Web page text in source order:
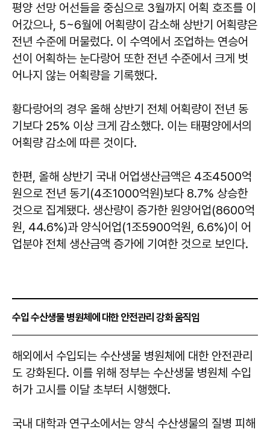
평양 선망 어선들을 중심으로 3월까지 어획 호조를 이
어갔으나, 5~6월에 어획량이 감소해 상반기 어획량은
전년 수준에 머물렀다. 이 수역에서 조업하는 연승어
선이 어획하는 눈다랑어 또한 전년 수준에서 크게 벗
어나지 않는 어획량을 기록했다.
황다랑어의 경우 올해 상반기 전체 어획량이 전년 동
기보다 25% 이상 크게 감소했다. 이는 태평양에서의
어획량 감소에 따른 것이다.
한편, 올해 상반기 국내 어업생산금액은 4조4500억
원으로 전년 동기(4조1000억원)보다 8.7% 상승한
것으로 집계됐다. 생산량이 증가한 원양어업(8600억
원, 44.6%)과 양식어업(1조5900억원, 6.6%)이 어
업분야 전체 생산금액 증가에 기여한 것으로 보인다.
수입 수산생물 병원체에 대한 안전관리 강화 움직임
해외에서 수입되는 수산생물 병원체에 대한 안전관리
도 강화된다. 이를 위해 정부는 수산생물 병원체 수입
허가 고시를 이달 초부터 시행했다.
국내 대학과 연구소에서는 양식 수산생물의 질병 피해